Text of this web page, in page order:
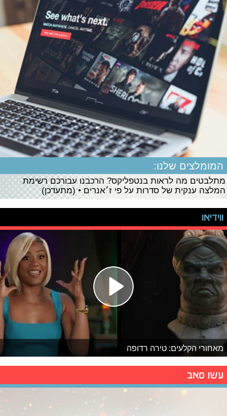
המומלצים שלנו:
מתלבטים מה לראות בנטפליקס? הרכבנו עבורכם רשימת
המלצה ענקית של סדרות על פי ז׳אנרים • (מתעדכן)
ווידיאו
מאחורי הקלעים: טירה רדופה
עשו סאב